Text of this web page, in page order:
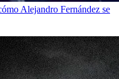
Alejandro Fernández se